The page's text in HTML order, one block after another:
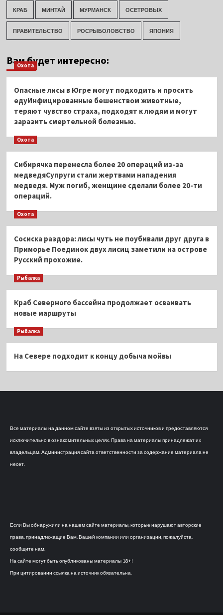
КРАБ МИНТАЙ МУРМАНСК ОСЕТРОВЫХ
ПРАВИТЕЛЬСТВО РОСРЫБОЛОВСТВО ЯПОНИЯ
Вам будет интересно:
Охота
Опасные лисы в Югре могут подходить и просить
едуИнфицированные бешенством животные,
теряют чувство страха, подходят к людям и могут
заразить смертельной болезнью.
Охота
Сибирячка перенесла более 20 операций из-за
медведяСупруги стали жертвами нападения
медведя. Муж погиб, женщине сделали более 20-ти
операций.
Охота
Сосиска раздора: лисы чуть не поубивали друг друга в
Приморье Поединок двух лисиц заметили на острове
Русский прохожие.
Рыбалка
Краб Северного бассейна продолжает осваивать
новые маршруты
Рыбалка
На Севере подходит к концу добыча мойвы
Все материалы на данном сайте взяты из открытых источников и предоставляются
исключительно в ознакомительных целях. Права на материалы принадлежат их
владельцам. Администрация сайта ответственности за содержание материала не
несет.
Если Вы обнаружили на нашем сайте материалы, которые нарушают авторские
права, принадлежащие Вам, Вашей компании или организации, пожалуйста,
сообщите нам.
На сайте могут быть опубликованы материалы 18+!
При цитировании ссылка на источник обязательна.